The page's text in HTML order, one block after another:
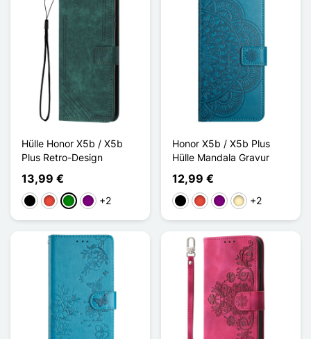
Hülle Honor X5b / X5b
Plus Retro-Design
13,99 €
Schwarz
Rot GrünViolett
+2
Honor X5b / X5b Plus
Hülle Mandala Gravur
12,99 €
Schwarz
Rot ViolettGolden
+2